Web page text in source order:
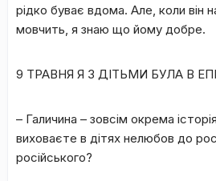
рідко буває вдома. Але, коли він
мовчить, я знаю що йому добре.
9 ТРАВНЯ Я З ДІТЬМИ БУЛА В
– Галичина – зовсім окрема
виховаєте в дітях нелюбов до
російського?